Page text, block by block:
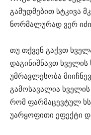
გამუდმებით სტკივა
ნორმალურად ვერ
თუ თქვენ გაქვთ
დაგინიშნავთ
უმრავლესობა
გამოსავალია
რომ ფარმაცევტულ
უარყოფითი ეფექტი